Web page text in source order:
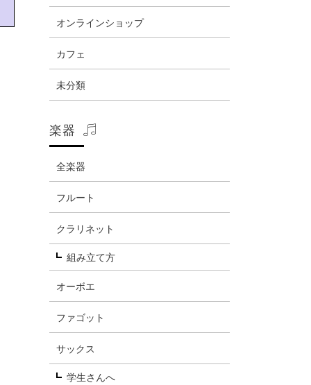
オンラインショップ
カフェ
未分類
楽器
全楽器
フルート
クラリネット
組み立て方
オーボエ
ファゴット
サックス
学生さんへ